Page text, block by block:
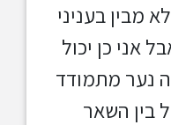
מבין בעניני
אני כן יכול
נער מתמודד